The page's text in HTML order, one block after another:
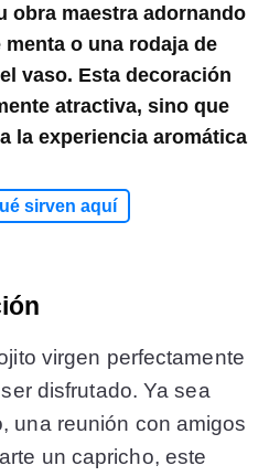
obra maestra adornando
o una rodaja de
vaso. Esta decoración
atractiva, sino que
la experiencia aromática
sirven aquí
virgen perfectamente
disfrutado. Ya sea
una reunión con amigos
un capricho, este